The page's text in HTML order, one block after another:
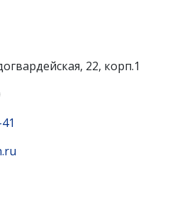
22, корп.1